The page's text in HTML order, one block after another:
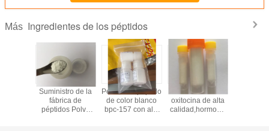
Más Ingredientes de los péptidos
Suministro de la
fábrica de
péptidos Polvo
Pentadecapéptido
de color blanco
bpc-157 con alta
Acetato de
oxitocina de alta
calidad,hormona